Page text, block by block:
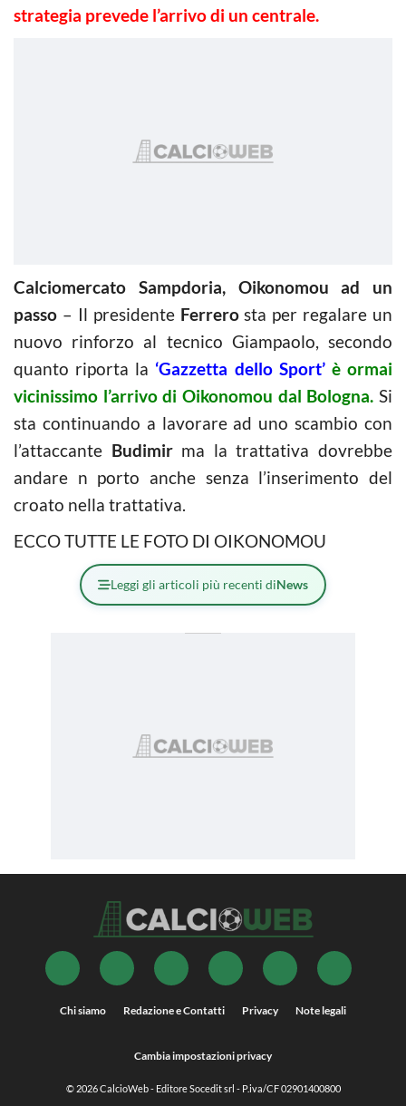
strategia prevede l’arrivo di un centrale.
Calciomercato Sampdoria, Oikonomou ad un
passo – Il presidente Ferrerosta per regalare un
nuovo rinforzo al tecnico Giampaolo, secondo
quanto riporta la ‘Gazzetta dello Sport’ è ormai
vicinissimo l’arrivo di Oikonomou dal Bologna. Si
sta continuando a lavorare ad uno scambio con
l’attaccante Budimirma la trattativa dovrebbe
andare n porto anche senza l’inserimento del
croato nella trattativa.
ECCO TUTTE LE FOTO DI OIKONOMOU
Leggi gli articoli più recenti diNews
Chi siamo Redazione e Contatti Privacy Note legali
Cambia impostazioni privacy
© 2026CalcioWeb- Editore Socedit srl - P.iva/CF 02901400800